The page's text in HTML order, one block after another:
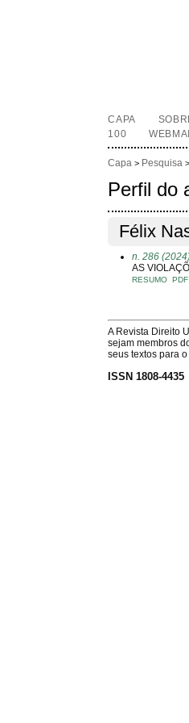
CAPA
100
Capa > Pesquisa >
Perfil do
Félix
n. 286
AS
RESUMO PDF
A Revista Direito
sejam membros
seus textos para
ISSN 1808-4435